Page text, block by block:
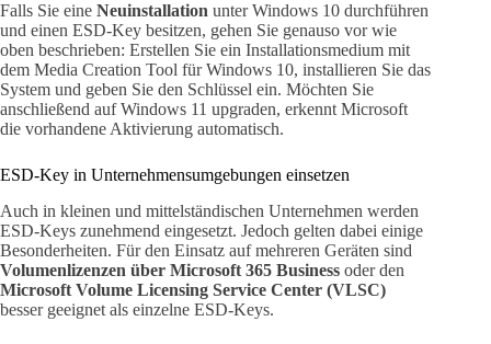
Falls Sie eine Neuinstallation unter Windows 10 durchführen
und einen ESD-Key besitzen, gehen Sie genauso vor wie
oben beschrieben: Erstellen Sie ein Installationsmedium mit
dem Media Creation Tool für Windows 10, installieren Sie das
System und geben Sie den Schlüssel ein. Möchten Sie
anschließend auf Windows 11 upgraden, erkennt Microsoft
die vorhandene Aktivierung automatisch.
ESD-Key in Unternehmensumgebungen einsetzen
Auch in kleinen und mittelständischen Unternehmen werden
ESD-Keys zunehmend eingesetzt. Jedoch gelten dabei einige
Besonderheiten. Für den Einsatz auf mehreren Geräten sind
Volumenlizenzen über Microsoft 365 Business oder den
Microsoft Volume Licensing Service Center (VLSC)
besser geeignet als einzelne ESD-Keys.